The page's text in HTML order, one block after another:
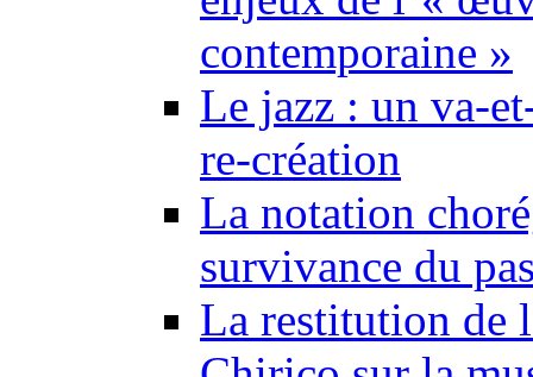
contemporaine »
Le jazz : un va-
re-création
La notation
survivance du
La restitution de